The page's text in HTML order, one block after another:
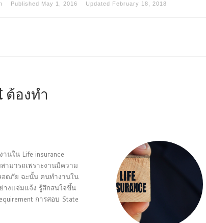
Published May 1, 2016 Updated February 18, 2018
ต้องทำ
นใน Life insurance
ามารถเพราะงานมีความ
ดภัย ฉะนั้น คนทำงานใน
างแจ่มแจ้ง รู้สึกสนใจขึ้น
การสอบ State